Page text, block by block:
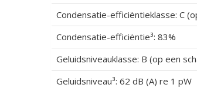
Condensatie-efficiëntieklasse: C
Condensatie-efficiëntie³: 83%
Geluidsniveauklasse: B (op een
Geluidsniveau³: 62 dB (A) re 1 pW